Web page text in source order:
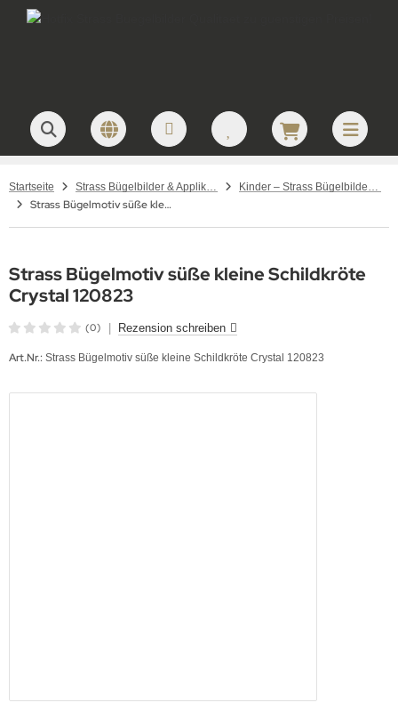
Startseite Strass Bügelbilder & Applikationen zum Aufbügeln Kinder – Strass Bügelbilder und Applikationen
Strass Bügelmotiv süße kleine Schildkröte Crystal 120823
Strass Bügelmotiv süße kleine Schildkröte
Crystal 120823
(0) Rezension schreiben
Art.Nr.: Strass Bügelmotiv süße kleine Schildkröte Crystal 120823